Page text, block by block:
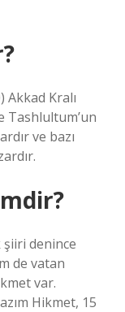
Akkad Kralı
Tashlultum’un
ve bazı
şiiri denince
de vatan
var.
Hikmet, 15